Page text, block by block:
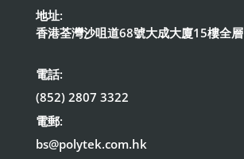
地址:
香港荃灣沙咀道68號大成大廈15樓全層
電話:
(852) 2807 3322
電郵:
bs@polytek.com.hk